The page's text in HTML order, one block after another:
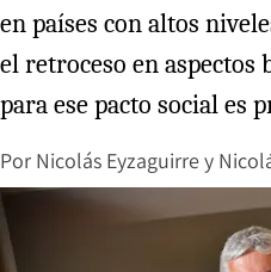
en países con altos
el retroceso en aspectos
para ese pacto social es
Por Nicolás Eyzaguirrey